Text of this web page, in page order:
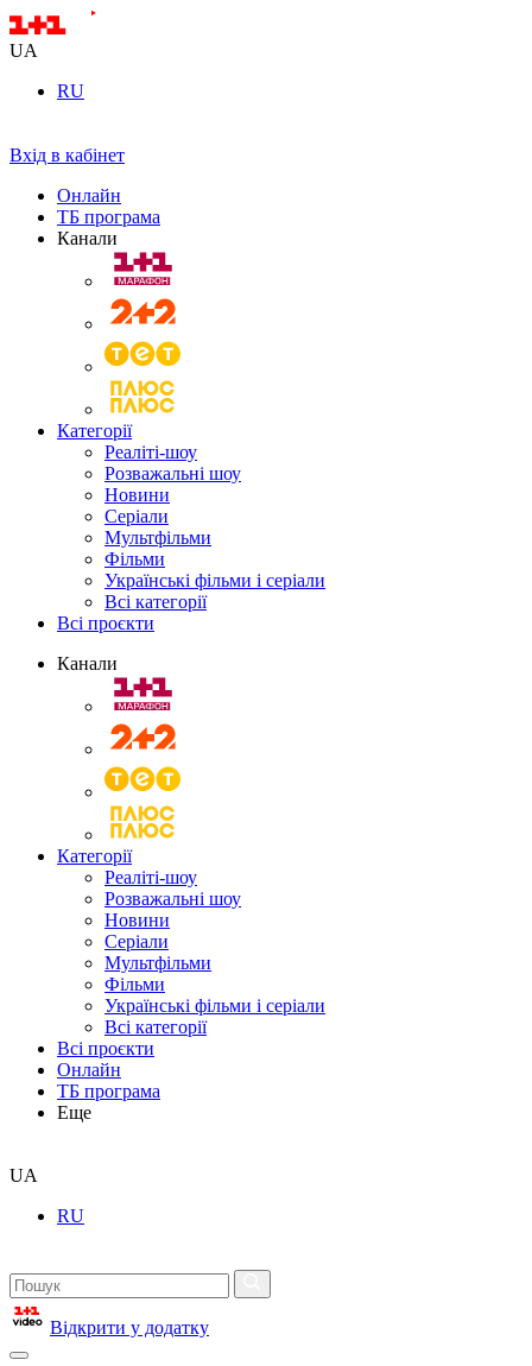
UA
RU
Вхід в кабінет
Онлайн
ТБ програма
Канали
Категорії
Реаліті-шоу
Розважальні шоу
Новини
Серіали
Мультфільми
Фільми
Українські фільми і серіали
Всі категорії
Всі проєкти
Канали
Категорії
Реаліті-шоу
Розважальні шоу
Новини
Серіали
Мультфільми
Фільми
Українські фільми і серіали
Всі категорії
Всі проєкти
Онлайн
ТБ програма
Еще
UA
RU
Відкрити у додатку